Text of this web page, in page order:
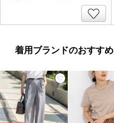
着用ブランドのおすすめ